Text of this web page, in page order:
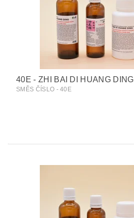
40E - ZHI BAI DI HUANG DING
SMĚS ČÍSLO - 40E